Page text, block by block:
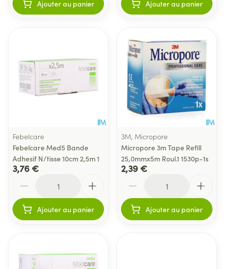
Ajouter au panier Ajouter au panier
Febelcare
Febelcare Med5 Bande
Adhesif N/tisse 10cm 2,5m 1
3,76 €
Ajouter au panier
3M, Micropore
Micropore 3m Tape Refill
25,0mmx5m Roul.1 1530p-1s
2,39 €
Ajouter au panier